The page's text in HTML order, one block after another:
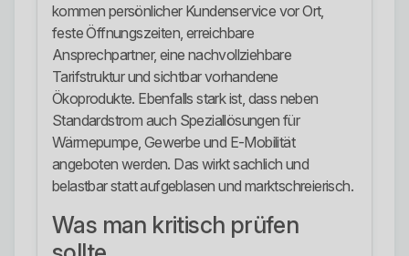
kommen persönlicher Kundenservice vor Ort,
feste Öffnungszeiten, erreichbare
Ansprechpartner, eine nachvollziehbare
Tarifstruktur und sichtbar vorhandene
Ökoprodukte. Ebenfalls stark ist, dass neben
Standardstrom auch Speziallösungen für
Wärmepumpe, Gewerbe und E-Mobilität
angeboten werden. Das wirkt sachlich und
belastbar statt aufgeblasen und marktschreierisch.
Was man kritisch prüfen